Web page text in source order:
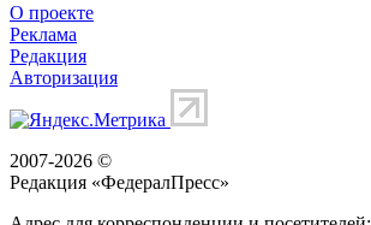
О проекте
Реклама
Редакция
Авторизация
2007-2026 ©
Редакция «ФедералПресс»